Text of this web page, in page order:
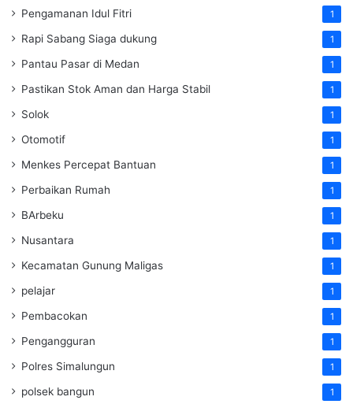
Pengamanan Idul Fitri 1
Rapi Sabang Siaga dukung 1
Pantau Pasar di Medan 1
Pastikan Stok Aman dan Harga Stabil 1
Solok 1
Otomotif 1
Menkes Percepat Bantuan 1
Perbaikan Rumah 1
BArbeku 1
Nusantara 1
Kecamatan Gunung Maligas 1
pelajar 1
Pembacokan 1
Pengangguran 1
Polres Simalungun 1
polsek bangun 1